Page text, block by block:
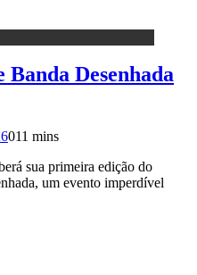
Banda Desenhada
011 mins
sua primeira edição do
um evento imperdível